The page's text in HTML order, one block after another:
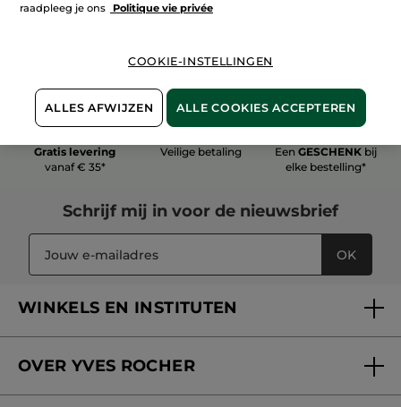
Gratis levering
vanaf € 35*
Veilige betaling EenGESCHENK bij
elke bestelling*
Schrijf mij in voor de nieuwsbrief
OK
WINKELS EN INSTITUTEN
Verzorging in onze Schoonheidsinstituten
OVER YVES ROCHER
raadpleeg je ons
Politique vie privée
COOKIE-INSTELLINGEN
ALLES AFWIJZEN ALLE COOKIES ACCEPTEREN